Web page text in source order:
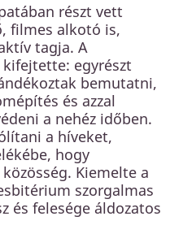
részt vett
filmes alkotó is,
tagja. A
egyrészt
bemutatni,
és azzal
a nehéz időben.
a híveket,
hogy
Kiemelte a
szorgalmas
és felesége áldozatos